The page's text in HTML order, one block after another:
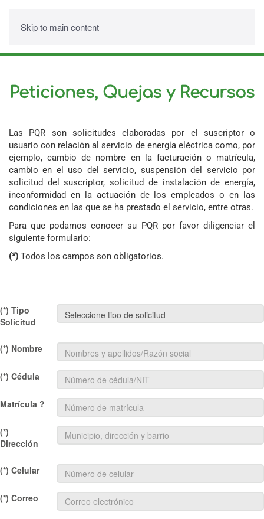
Skip to main content
Peticiones, Quejas y Recursos
Las PQR son solicitudes elaboradas por el suscriptor o
usuario con relación al servicio de energía eléctrica como, por
ejemplo, cambio de nombre en la facturación o matrícula,
cambio en el uso del servicio, suspensión del servicio por
solicitud del suscriptor, solicitud de instalación de energía,
inconformidad en la actuación de los empleados o en las
condiciones en las que se ha prestado el servicio, entre otras.
Para que podamos conocer su PQR por favor diligenciar el
siguiente formulario:
(*) Todos los campos son obligatorios.
(*) Tipo
Solicitud
(*) Nombre
(*) Cédula
Matrícula ?
(*)
Dirección
(*) Celular
(*) Correo